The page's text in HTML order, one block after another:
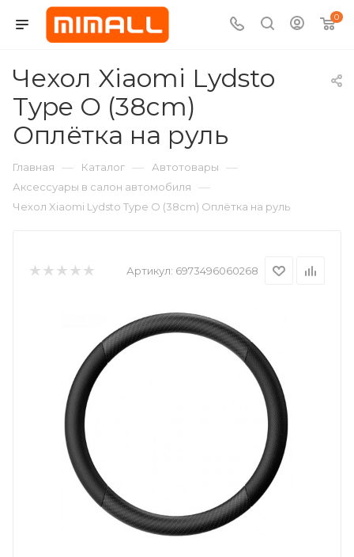
0
Чехол Xiaomi Lydsto
Type O (38cm)
Оплётка на руль
Главная — Каталог — Автотовары —
Аксессуары в салон автомобиля —
Чехол Xiaomi Lydsto Type O (38cm) Оплётка на руль
Артикул: 6973496060268